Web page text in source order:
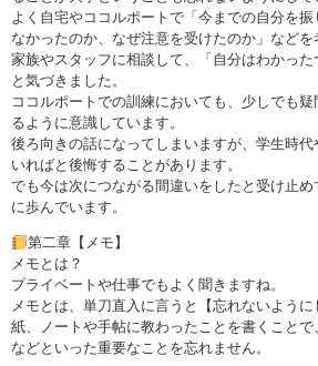
よく自宅やココルポートで「今までの自分を
なかったのか、なぜ注意を受けたのか」などを
家族やスタッフに相談して、「自分はわかった
と気づきました。
ココルポートでの訓練においても、少しでも
るように意識しています。
後ろ向きの話になってしまいますが、学生時
いればと後悔することがあります。
でも今は次につながる間違いをしたと受け止め
に歩んでいます。
第二章【メモ】
メモとは？
プライベートや仕事でもよく聞きますね。
メモとは、単刀直入に言うと【忘れないように
紙、ノートや手帖に教わったことを書くこと
などといった重要なことを忘れません。